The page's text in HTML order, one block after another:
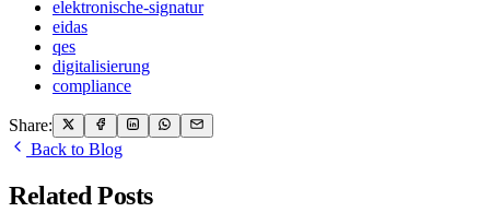
elektronische-signatur
eidas
qes
digitalisierung
compliance
Share:
Back to Blog
Related Posts